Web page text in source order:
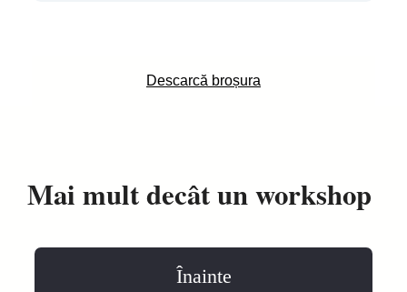
Descarcă broșura
Mai mult decât un workshop
Înainte